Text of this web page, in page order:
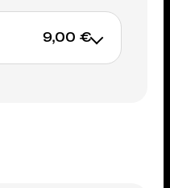
PANIER9,00 €